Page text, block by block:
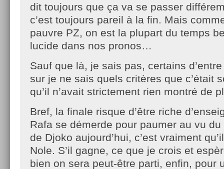
dit toujours que ça va se passer
c’est toujours pareil à la fin. Mais
pauvre PZ, on est la plupart du temps
lucide dans nos pronos…
Sauf que là, je sais pas, certains
sur je ne sais quels critères que c’était
qu’il n’avait strictement rien montré de
Bref, la finale risque d’être riche
Rafa se démerde pour paumer au vu
de Djoko aujourd’hui, c’est vraiment
Nole. S’il gagne, ce que je crois et
bien on sera peut-être parti, enfin, pour